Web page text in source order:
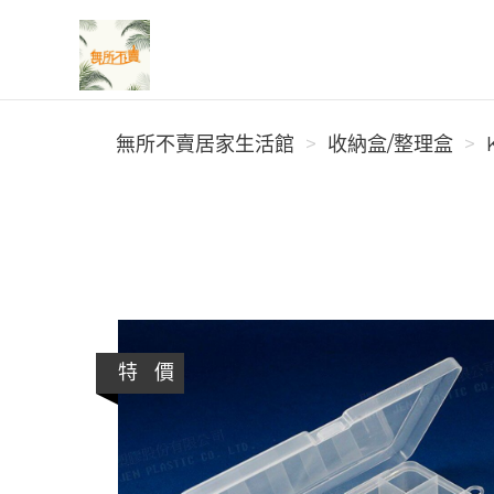
無所不賣居家生活館
無所不賣居家生活館
收納盒/整理盒
特 價